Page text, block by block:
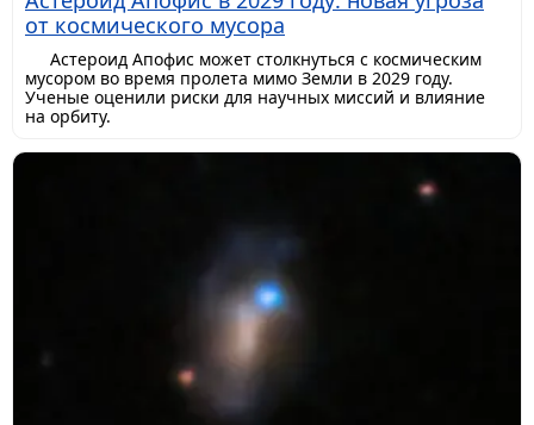
от космического мусора
Астероид Апофис может столкнуться с космическим
мусором во время пролета мимо Земли в 2029 году.
Ученые оценили риски для научных миссий и влияние
на орбиту.